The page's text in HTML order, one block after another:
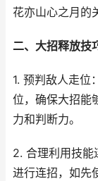
花亦山心之月的
二、大招释放技
1. 预判敌人走位
位，确保大招能
力和判断力。
2. 合理利用技能
进行连招，如先